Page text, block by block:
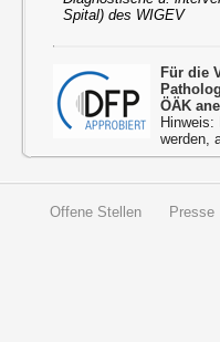
Spital) des WIGEV
Für die
ÖÄK
Hinweis:
werden,
Offene Stellen Presse